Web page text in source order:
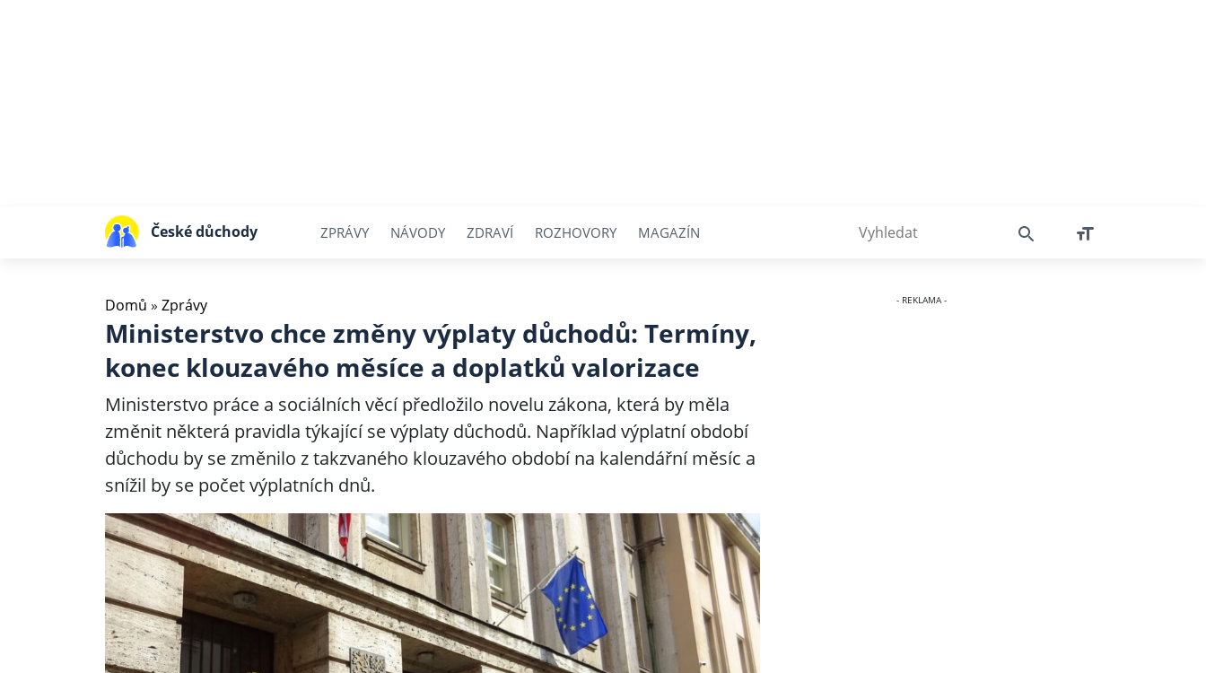
České důchody ZPRÁVY NÁVODY ZDRAVÍ ROZHOVORY MAGAZÍN
Domů » Zprávy
Ministerstvo chce změny výplaty důchodů: Termíny,
konec klouzavého měsíce a doplatků valorizace
Ministerstvo práce a sociálních věcí předložilo novelu zákona, která by měla
změnit některá pravidla týkající se výplaty důchodů. Například výplatní období
důchodu by se změnilo z takzvaného klouzavého období na kalendářní měsíc a
snížil by se počet výplatních dnů.